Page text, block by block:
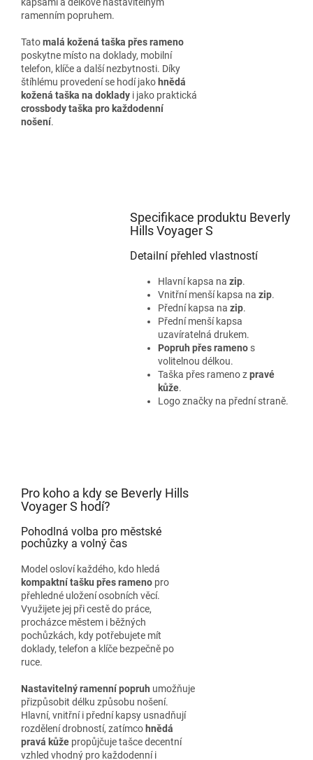
ramenním popruhem.
Tatomalá kožená taška přes rameno
poskytne místo na doklady, mobilní
telefon, klíče a další nezbytnosti. Díky
štíhlému provedení se hodí jako hnědá
kožená taška na doklady i jako praktická
crossbody taška pro každodenní
nošení.
Specifikace produktu Beverly
Hills Voyager S
Detailní přehled vlastností
Hlavní kapsa na zip.
Vnitřní menší kapsa na zip.
Přední kapsa na zip.
Přední menší kapsa
uzavíratelná drukem.
Popruh přes ramenos
volitelnou délkou.
Taška přes rameno zpravé
kůže.
Logo značky na přední straně.
Pro koho a kdy se Beverly Hills
Voyager S hodí?
Pohodlná volba pro městské
pochůzky a volný čas
Model osloví každého, kdo hledá
kompaktní tašku přes rameno pro
přehledné uložení osobních věcí.
Využijete jej při cestě do práce,
procházce městem i běžných
pochůzkách, kdy potřebujete mít
doklady, telefon a klíče bezpečně po
ruce.
Nastavitelný ramenní popruh umožňuje
přizpůsobit délku způsobu nošení.
Hlavní, vnitřní i přední kapsy usnadňují
rozdělení drobností, zatímco hnědá
pravá kůže propůjčuje tašce decentní
vzhled vhodný pro každodenní i